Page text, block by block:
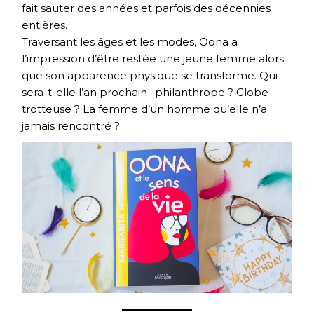
fait sauter des années et parfois des décennies
entières.
Traversant les âges et les modes, Oona a
l’impression d’être restée une jeune femme alors
que son apparence physique se transforme. Qui
sera-t-elle l’an prochain : philanthrope ? Globe-
trotteuse ? La femme d’un homme qu’elle n’a
jamais rencontré ?